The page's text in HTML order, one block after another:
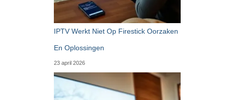
IPTV Werkt Niet Op Firestick Oorzaken
En Oplossingen
23 april 2026